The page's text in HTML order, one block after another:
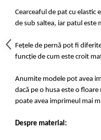
Cearceaful de pat cu elastic
de sub saltea, iar patul este
Fețele de pernă pot fi
funcție de cum este croit
Anumite modele pot avea
dacă pe o husa este o
poate avea imprimeul mai
Despre material: